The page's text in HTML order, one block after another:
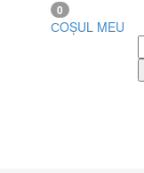
0
СOȘUL MEU